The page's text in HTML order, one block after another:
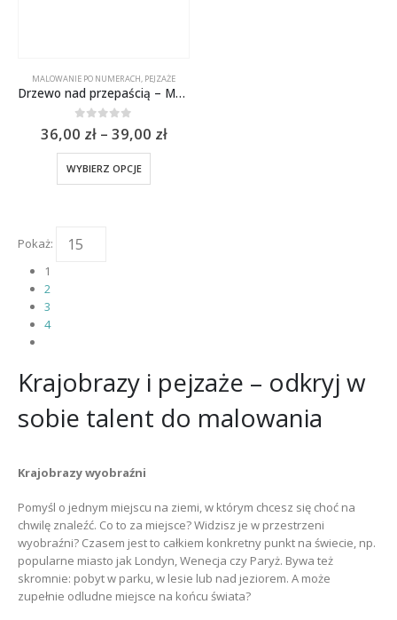
MALOWANIE PO NUMERACH PEJZAŻE
Drzewo nad przepaścią – Malowanie po numerach
0 out of 5
36,00 zł– 39,00 zł
WYBIERZ OPCJE
Pokaż:
1
2
3
4
Krajobrazy i pejzaże – odkryj w
sobie talent do malowania
Krajobrazy wyobraźni
Pomyśl o jednym miejscu na ziemi, w którym chcesz się choć na
chwilę znaleźć. Co to za miejsce? Widzisz je w przestrzeni
wyobraźni? Czasem jest to całkiem konkretny punkt na świecie, np.
popularne miasto jak Londyn, Wenecja czy Paryż. Bywa też
skromnie: pobyt w parku, w lesie lub nad jeziorem. A może
zupełnie odludne miejsce na końcu świata?